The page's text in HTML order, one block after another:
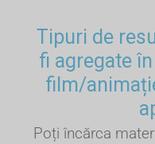
Tipuri de
fi agregate
film/
Poți încărca